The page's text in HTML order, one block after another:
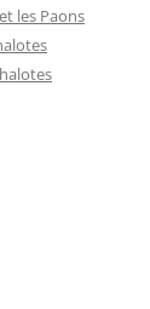
les Paons